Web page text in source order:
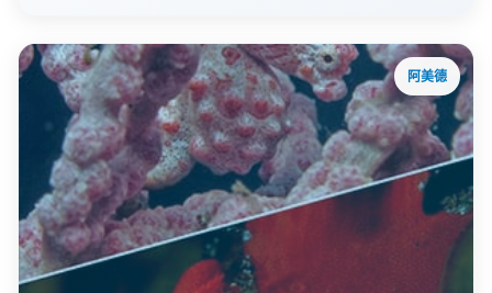
ℹ️
阿美德